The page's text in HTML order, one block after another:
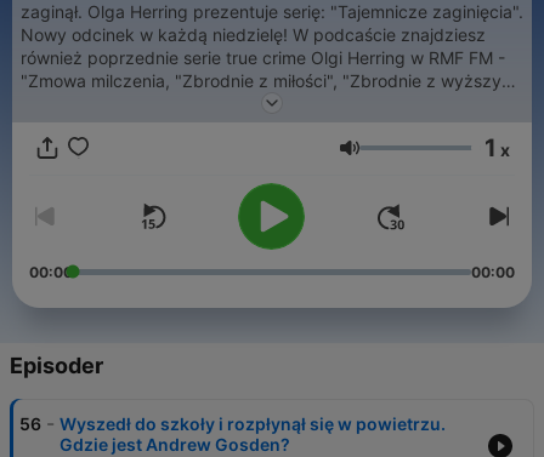
zaginął. Olga Herring prezentuje serię: "Tajemnicze zaginięcia".
Nowy odcinek w każdą niedzielę! W podcaście znajdziesz
również poprzednie serie true crime Olgi Herring w RMF FM -
"Zmowa milczenia, "Zbrodnie z miłości", "Zbrodnie z wyższych
sfer" i "Wakacje z koszmarów".
Lydstyrke 1 x
00:00 00:00
Episoder
56 - Wyszedł do szkoły i rozpłynął się w powietrzu.
Gdzie jest Andrew Gosden?